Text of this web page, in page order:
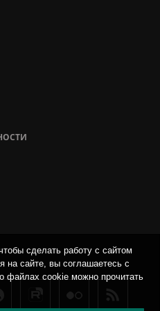
сделать работу с сайтом
на сайте, вы соглашаетесь с
cookie можно прочитать